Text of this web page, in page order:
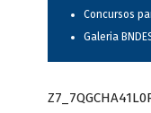
Concursos
Galeria